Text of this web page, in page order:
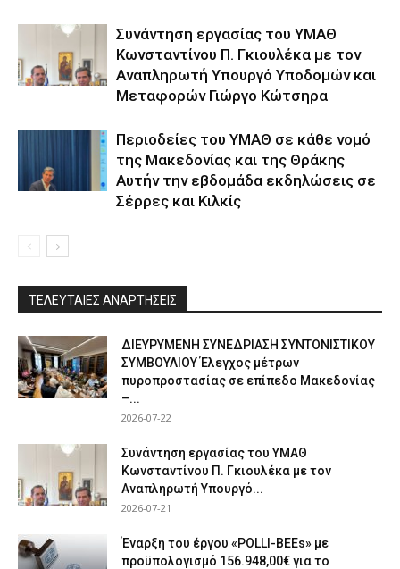
Συνάντηση εργασίας του ΥΜΑΘ
Κωνσταντίνου Π. Γκιουλέκα με τον
Αναπληρωτή Υπουργό Υποδομών και
Μεταφορών Γιώργο Κώτσηρα
Περιοδείες του ΥΜΑΘ σε κάθε νομό
της Μακεδονίας και της Θράκης
Αυτήν την εβδομάδα εκδηλώσεις σε
Σέρρες και Κιλκίς
ΤΕΛΕΥΤΑΙΕΣ ΑΝΑΡΤΗΣΕΙΣ
ΔΙΕΥΡΥΜΕΝΗ ΣΥΝΕΔΡΙΑΣΗ ΣΥΝΤΟΝΙΣΤΙΚΟΥ
ΣΥΜΒΟΥΛΙΟΥ Έλεγχος μέτρων
πυροπροστασίας σε επίπεδο Μακεδονίας
–...
2026-07-22
Συνάντηση εργασίας του ΥΜΑΘ
Κωνσταντίνου Π. Γκιουλέκα με τον
Αναπληρωτή Υπουργό...
2026-07-21
Έναρξη του έργου «POLLI-BEEs» με
προϋπολογισμό 156.948,00€ για το